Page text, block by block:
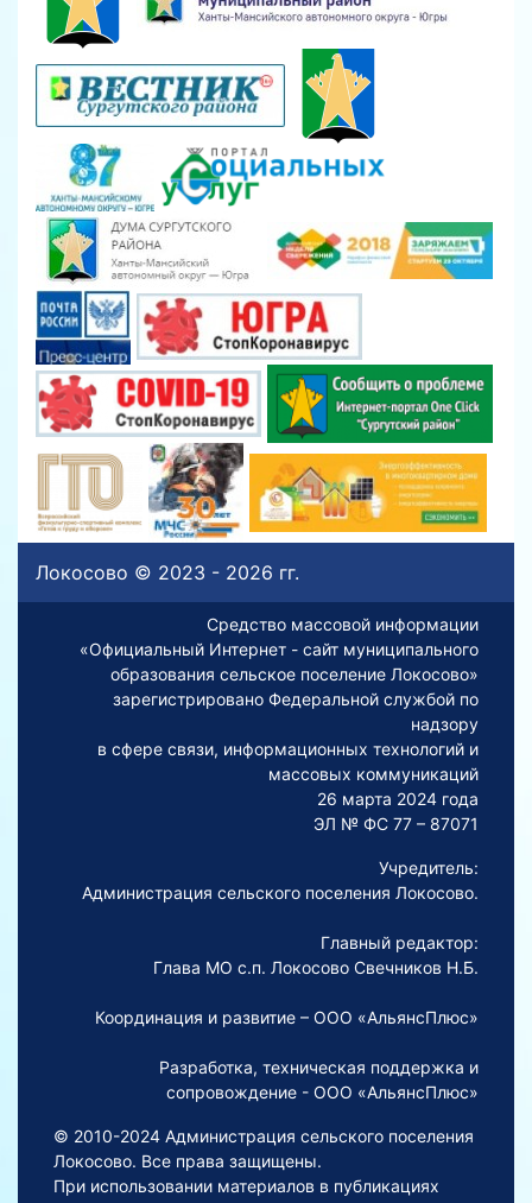
Локосово © 2023 - 2026 гг.
Средство массовой информации
«Официальный Интернет - сайт муниципального
образования сельское поселение Локосово»
зарегистрировано Федеральной службой по
надзору
в сфере связи, информационных технологий и
массовых коммуникаций
26 марта 2024 года
ЭЛ № ФС 77 – 87071
Учредитель:
Администрация сельского поселения Локосово.
Главный редактор:
Глава МО с.п. Локосово Свечников Н.Б.
Координация и развитие – ООО «АльянсПлюс»
Разработка, техническая поддержка и
сопровождение - ООО «АльянсПлюс»
© 2010-2024 Администрация сельского поселения
Локосово. Все права защищены.
При использовании материалов в публикациях